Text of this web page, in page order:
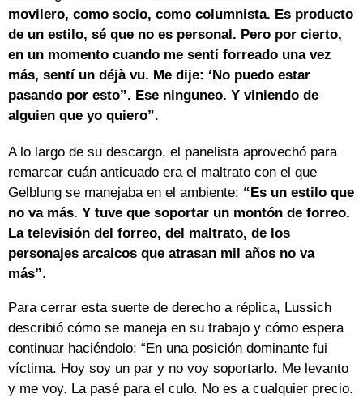
movilero, como socio, como columnista. Es producto
de un estilo, sé que no es personal. Pero por cierto,
en un momento cuando me sentí forreado una vez
más, sentí un déjà vu. Me dije: ‘No puedo estar
pasando por esto”. Ese ninguneo. Y viniendo de
alguien que yo quiero”.
A lo largo de su descargo, el panelista aprovechó para
remarcar cuán anticuado era el maltrato con el que
Gelblung se manejaba en el ambiente: “Es un estilo que
no va más. Y tuve que soportar un montón de forreo.
La televisión del forreo, del maltrato, de los
personajes arcaicos que atrasan mil años no va
más”.
Para cerrar esta suerte de derecho a réplica, Lussich
describió cómo se maneja en su trabajo y cómo espera
continuar haciéndolo: “En una posición dominante fui
víctima. Hoy soy un par y no voy soportarlo. Me levanto
y me voy. La pasé para el culo. No es a cualquier precio.